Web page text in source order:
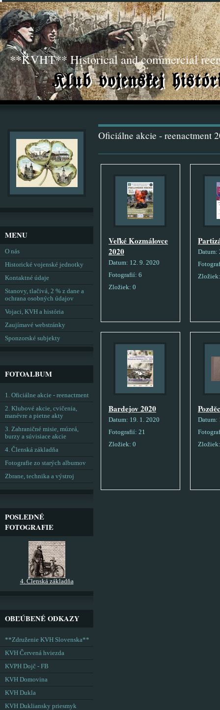
**KVHT** Historical and commercial
Oficiálne akcie - reenactment
Veľké Kozmálovce
2020
Datum: 12. 9. 2020
Fotografií: 6
Zložiek: 0
Datum:
Bardejov 2020
Datum: 19. 1. 2020
Fotografií: 21
Zložiek: 0
Datum:
MENU
O nás
Historické vojenské jednotky
Kontaktné údaje
Stanovy, tlačivá, 2 % z dane a
ochrana osobných údajov
Vojaci, KVH a história
Zaujímavé webstránky
Sponzorské subjekty
FOTOALBUM
1. Oficiálne akcie - reenactment
2. Klubové akcie, cvičenia,
manévre a pietne akty
3. Zahraničné misie, múzeá,
burzy a súvisiace akcie
4. Členská základňa
Fotografie zo starých albumov
Zbrane, technika a výstroj
POSLEDNÉ
FOTOGRAFIE
4. Členská základňa
OBĽÚBENÉ ODKAZY
**Združenie KVH Slovenska**
KVH Červená hviezda
KVPH Dojč - FB
KVH Domovina
KVH Dukla
KVH Dukliansky priesmyk